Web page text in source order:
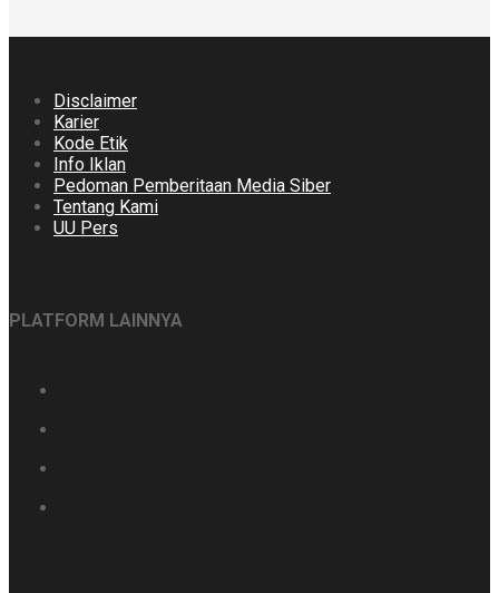
Disclaimer
Karier
Kode Etik
Info Iklan
Pedoman Pemberitaan Media Siber
Tentang Kami
UU Pers
PLATFORM LAINNYA